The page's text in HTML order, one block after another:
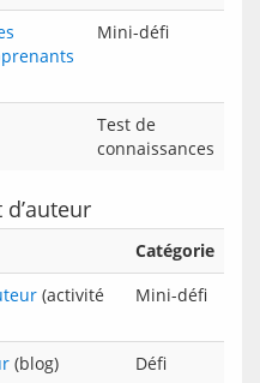
Mini-défi
Test de
connaissances
Catégorie
(activité
Mini-défi
(blog) Défi